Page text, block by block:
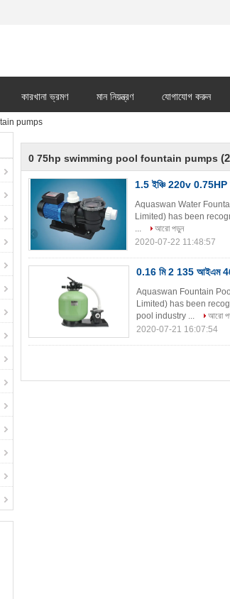
কারখানা ভ্রমণ মান নিয়ন্ত্রণ যোগাযোগ করুন
pumps
0 75hp swimming pool fountain pumps
1.5 ইঞ্চি 220v 0.75HP
Aquaswan Water
Limited) has been
...
আরো পড়ুন
2020-07-22 11:48:57
0.16 মি 2 135 আইএম 460
Aquaswan Fountain
Limited) has been
pool industry ...
আরো
2020-07-21 16:07:54